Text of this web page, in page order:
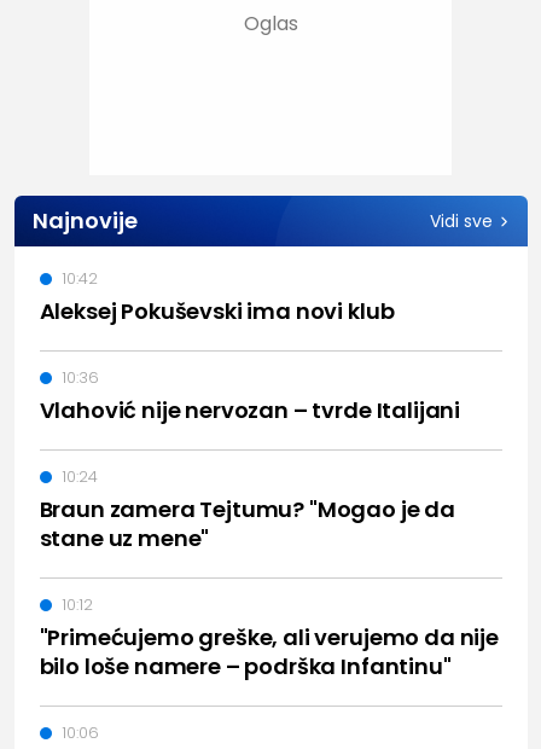
Najnovije Vidi sve
Aleksej Pokuševski ima novi klub
10:42
Vlahović nije nervozan – tvrde Italijani
10:36
Braun zamera Tejtumu? "Mogao je da
stane uz mene"
10:24
"Primećujemo greške, ali verujemo da nije
bilo loše namere – podrška Infantinu"
10:12
10:06